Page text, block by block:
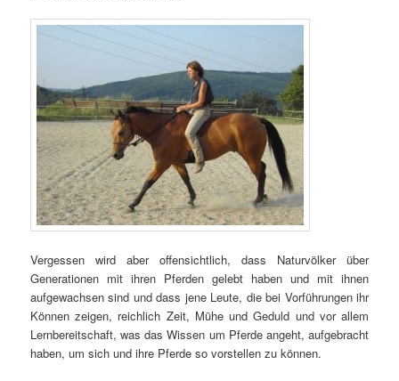
Vergessen wird aber offensichtlich, dass Naturvölker über
Generationen mit ihren Pferden gelebt haben und mit ihnen
aufgewachsen sind und dass jene Leute, die bei Vorführungen ihr
Können zeigen, reichlich Zeit, Mühe und Geduld und vor allem
Lernbereitschaft, was das Wissen um Pferde angeht, aufgebracht
haben, um sich und ihre Pferde so vorstellen zu können.